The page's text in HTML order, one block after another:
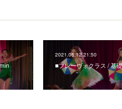
2021.06.12 21:50
■フレーヴォクラス / 基